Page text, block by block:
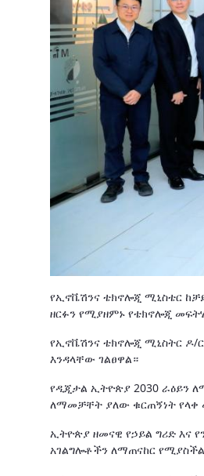
የኢኖቬሽንና ቴክኖሎጂ ሚኒስቴር
ዘርፉን የሚያዘምኑ የቴክኖሎጂ
የኢኖቬሽንና ቴክኖሎጂ ሚኒስትር ዶ/
እንዳላቸው ገልፀዋል።
የዲጂታል ኢትዮጵያ 2030 ራዕይን
ለማመቻቸት ያለው ቁርጠኝነት የላቀ
ኢትዮጵያ ዘመናዊ የኃይል ግሪድ እና
አገልግሎቶችን ለማጠናከር